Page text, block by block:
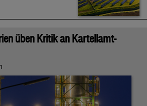
üben Kritik an Kartellamt-